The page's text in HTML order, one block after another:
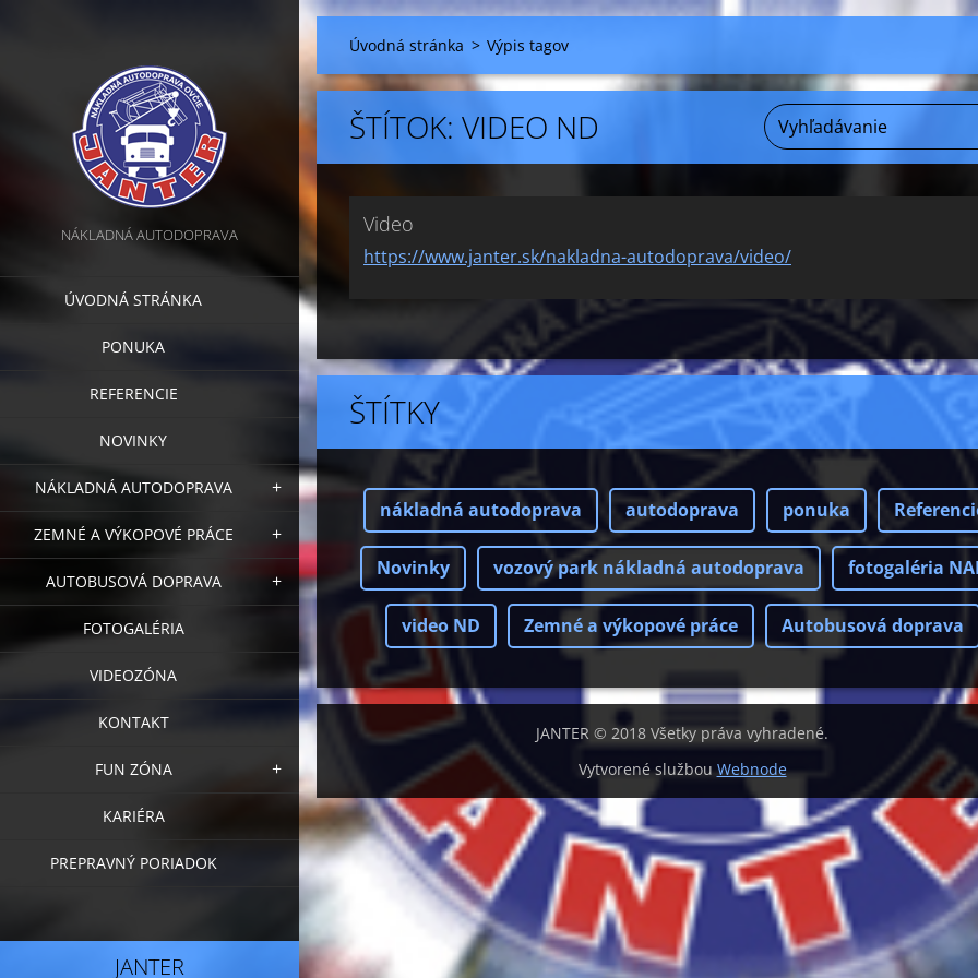
NÁKLADNÁ AUTODOPRAVA
ÚVODNÁ STRÁNKA
PONUKA
REFERENCIE
NOVINKY
NÁKLADNÁ AUTODOPRAVA
ZEMNÉ A VÝKOPOVÉ PRÁCE
AUTOBUSOVÁ DOPRAVA
FOTOGALÉRIA
VIDEOZÓNA
KONTAKT
FUN ZÓNA
KARIÉRA
PREPRAVNÝ PORIADOK
JANTER
Úvodná stránka > Výpis tagov
ŠTÍTOK: VIDEO ND
Video
https://www.janter.sk/nakladna-autodoprava/video/
ŠTÍTKY
nákladná autodoprava autodoprava ponuka
Novinky vozový park nákladná autodoprava fotogaléria
video ND Zemné a výkopové práce Autobusová doprava
JANTER © 2018 Všetky práva vyhradené.
Vytvorené službou Webnode